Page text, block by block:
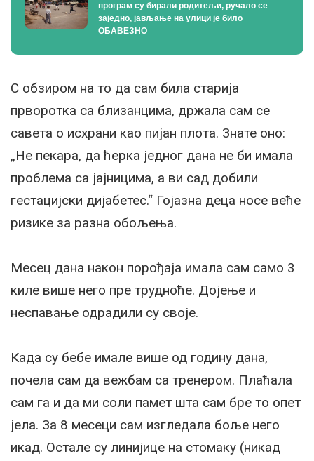
програм су бирали родитељи, ручало се
заједно, јављање на улици је било
ОБАВЕЗНО
С обзиром на то да сам била старија
прворотка са близанцима, држала сам се
савета о исхрани као пијан плота. Знате оно:
„Не пекара, да ћерка једног дана не би имала
проблема са јајницима, а ви сад добили
гестацијски дијабетес.“ Гојазна деца носе веће
ризике за разна обољења.
Месец дана након порођаја имала сам само 3
киле више него пре трудноће. Дојење и
неспавање одрадили су своје.
Када су бебе имале више од годину дана,
почела сам да вежбам са тренером. Плаћала
сам га и да ми соли памет шта сам бре то опет
јела. За 8 месеци сам изгледала боље него
икад. Остале су линијице на стомаку (никад